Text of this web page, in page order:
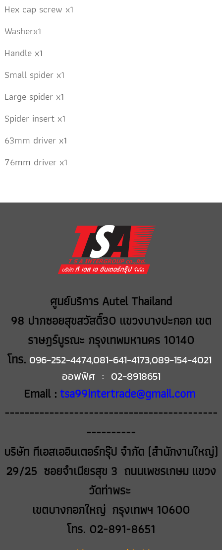
Hex cap screw x1
Washerx1
Handle x1
Small spider x1
Large spider x1
Spider insert x1
63mm driver x1
76mm driver x1
ศูนย์บริการ Autel Thailand
98 ปากซอยสุขสวัสดิ์30 แขวงบางปะกอก เขต
ราษฎร์บูรณะ กรุงเทพมหานคร 10140
โทร. 096-252-4474,081-641-4173,089-154-4021
ออฟฟิศ : 02-8918651
Email :tsa99intertrade@gmail.com
-------------------------------------------
----------
บริษัท ทีเอสเออินเตอร์กรุ๊ป จำกัด (สำนักงานใหญ่)
29/25 ซอยจำเนียรสุข 3 ถนนเพชรเกษม แขวง
วัดท่าพระ
เขตบางกอกใหญ่ กรุงเทพฯ 10600
โทร. 02-891-8651